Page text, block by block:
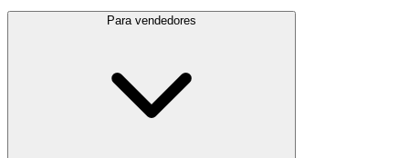
Para vendedores